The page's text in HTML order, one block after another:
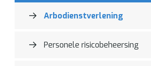
Arbodienstverlening
Personele risicobeheersing